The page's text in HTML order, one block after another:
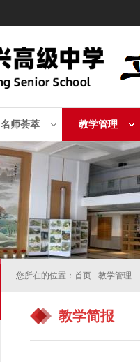
名师荟萃 教学管理
您所在的位置：首页 - 教学管理
教学简报